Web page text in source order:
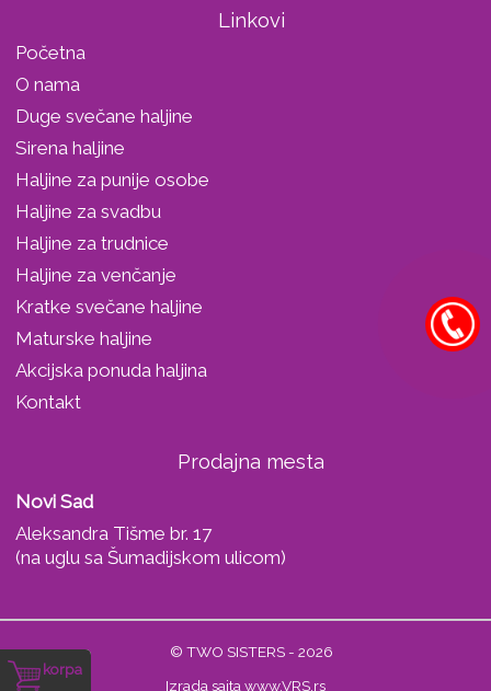
korpa
Linkovi
Početna
O nama
Duge svečane haljine
Sirena haljine
Haljine za punije osobe
Haljine za svadbu
Haljine za trudnice
Haljine za venčanje
Kratke svečane haljine
Maturske haljine
Akcijska ponuda haljina
Kontakt
Prodajna mesta
Novi Sad
Aleksandra Tišme br. 17
(na uglu sa Šumadijskom ulicom)
© TWO SISTERS - 2026
Izrada sajta www.VRS.rs